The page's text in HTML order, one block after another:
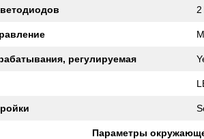
регулируемая
Параметры